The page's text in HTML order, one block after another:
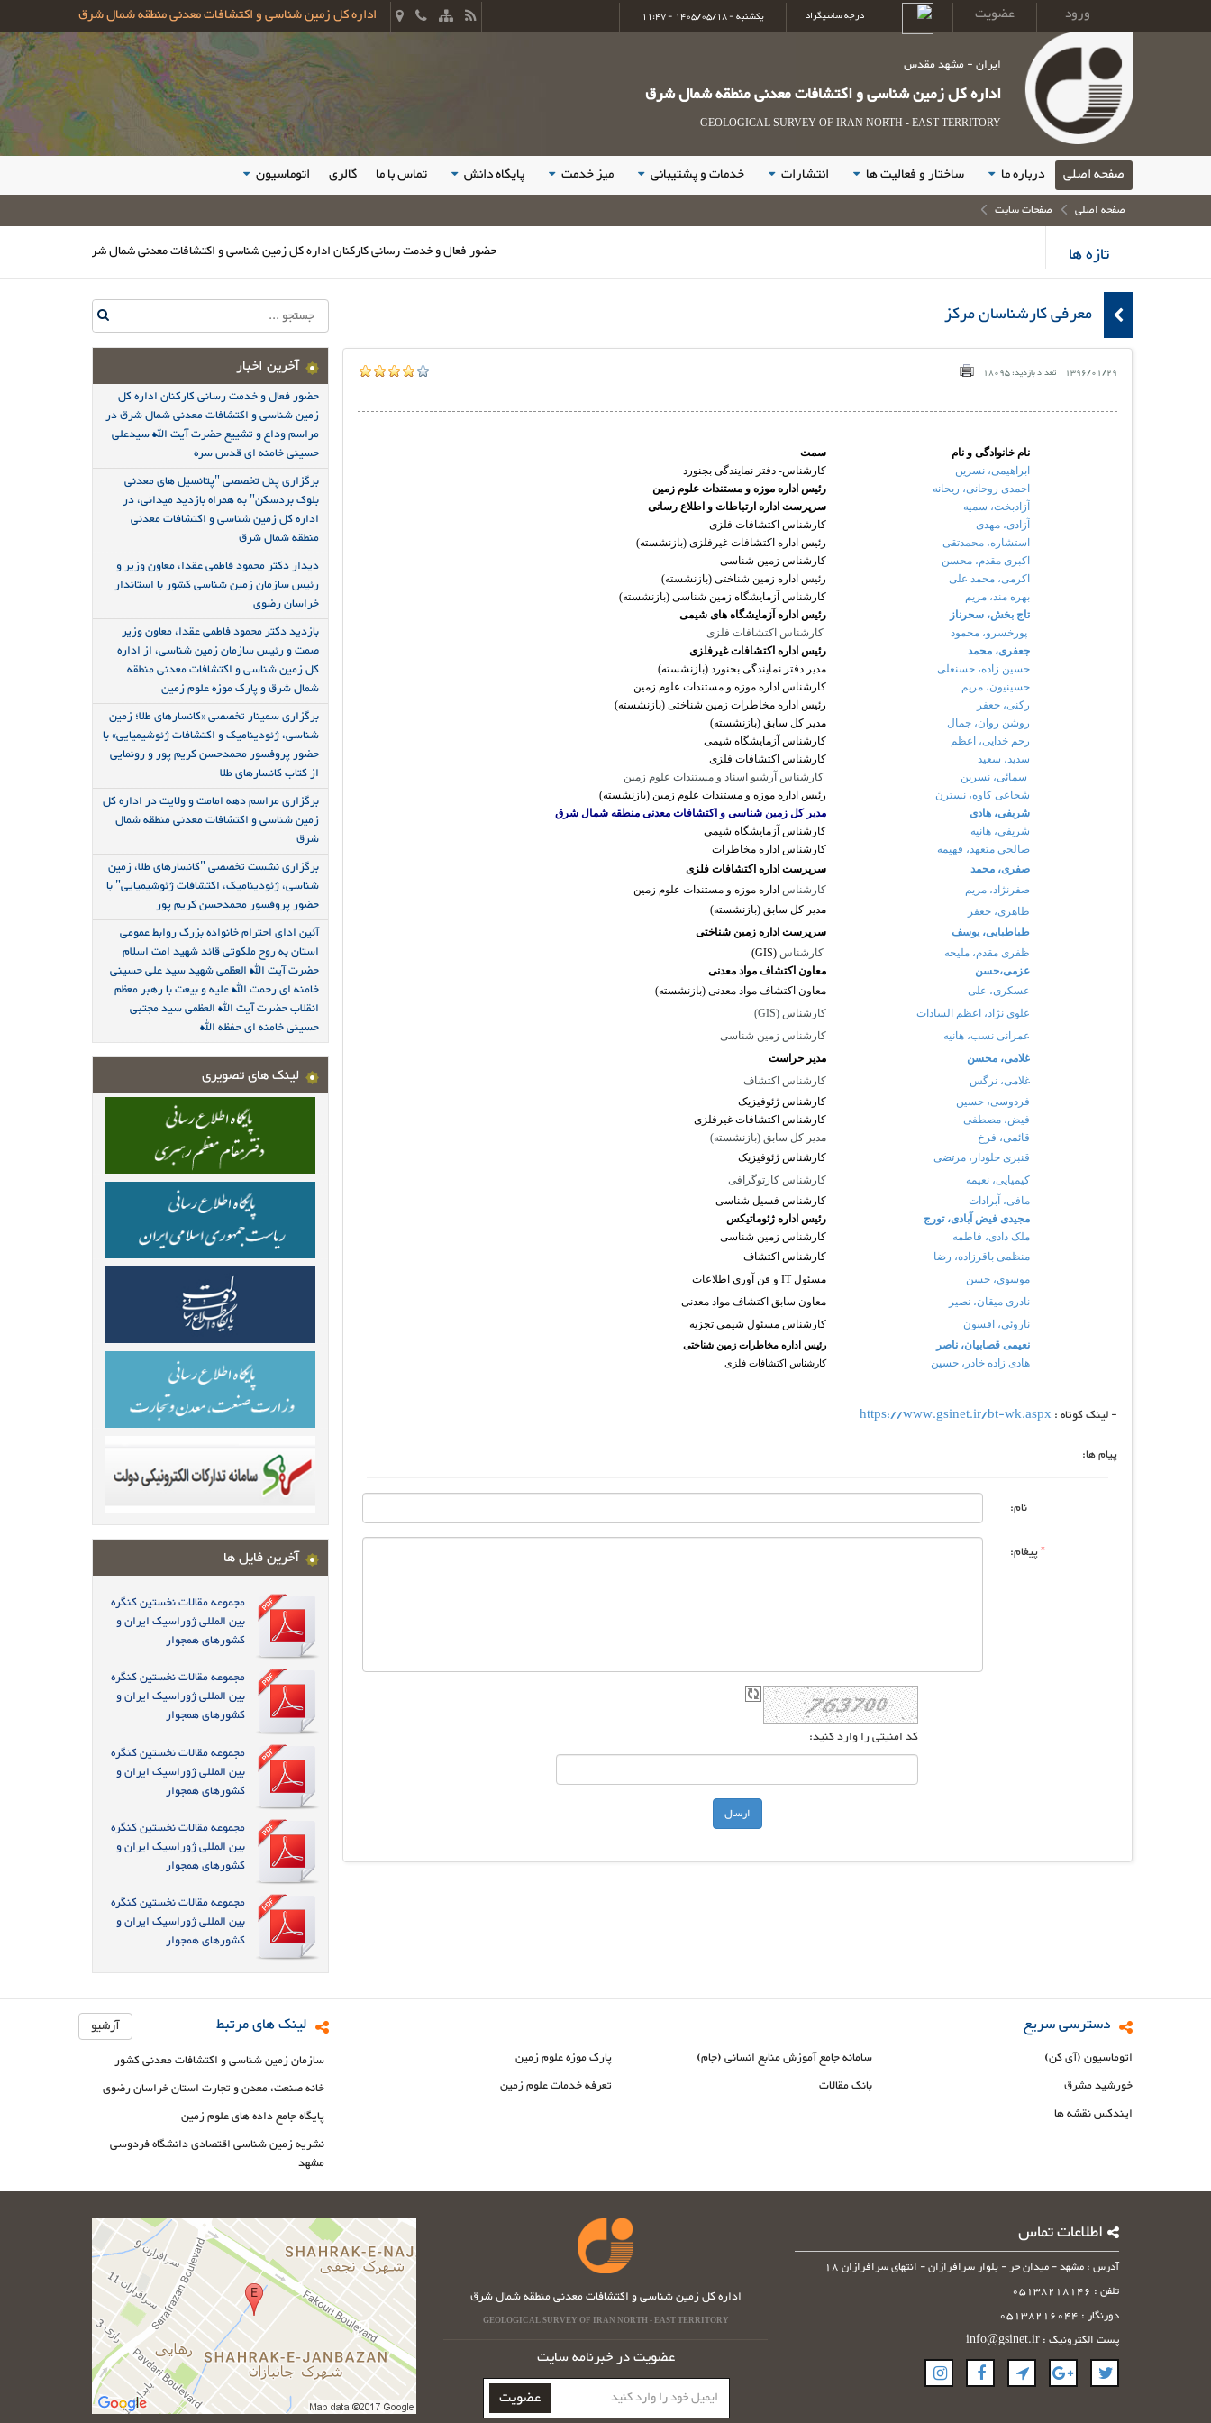
ورود عضویت درجه سانتیگراد یکشنبه - 1405/05/18 - 11:47 اداره کل زمین شناسی و اکتشافات معدنی منطقه شمال شرق
ایران - مشهد مقدس
اداره کل زمین شناسی و اکتشافات معدنی منطقه شمال شرق
GEOLOGICAL SURVEY OF IRAN NORTH - EAST TERRITORY
صفحه اصلی درباره ما ساختار و فعالیت ها انتشارات خدمات و پشتیبانی میز خدمت پایگاه دانش تماس با ما گالری اتوماسیون
صفحه اصلی صفحات سایت
تازه ها حضور فعال و خدمت رسانی کارکنان اداره کل زمین شناسی و اکتشافات معدنی شمال شرق در مراسم وداع و
معرفی کارشناسان مرکز
1396/01/29 تعداد بازدید: 18095
نام خانوادگی و نام
سمت
ابراهیمی، نسرین
کارشناس- دفتر نمایندگی بجنورد
احمدی روحانی، ریحانه
رئیس اداره موزه و مستندات علوم زمین
آزادبخت، سمیه
سرپرست اداره ارتباطات و اطلاع رسانی
آزادی، مهدی
کارشناس اکتشافات فلزی
استشاره، محمدتقی
رئیس اداره اکتشافات غیرفلزی (بازنشسته)
اکبری مقدم، محسن
کارشناس زمین شناسی
اکرمی، محمد علی
رئیس اداره زمین شناختی (بازنشسته)
بهره مند، مریم
کارشناس آزمایشگاه زمین شناسی (بازنشسته)
تاج بخش، سحرناز
رئیس اداره آزمایشگاه های شیمی
پورخسرو، محمود
کارشناس اکتشافات فلزی
جعفری، محمد
رئیس اداره اکتشافات غیرفلزی
حسین زاده، حسنعلی
مدیر دفتر نمایندگی بجنورد (بازنشسته)
حسینیون، مریم
کارشناس اداره موزه و مستندات علوم زمین
رکنی، جعفر
رئیس اداره مخاطرات زمین شناختی (بازنشسته)
روشن روان، جمال
مدیر کل سابق (بازنشسته)
رحم خدایی، اعظم
کارشناس آزمایشگاه شیمی
سدید، سعید
کارشناس اکتشافات فلزی
سمائی، نسرین
کارشناس آرشیو اسناد و مستندات علوم زمین
شجاعی کاوه، نسترن
رئیس اداره موزه و مستندات علوم زمین (بازنشسته)
شریفی، هادی
مدیر کل زمین شناسی و اکتشافات معدنی منطقه شمال شرق
شریفی، هانیه
کارشناس آزمایشگاه شیمی
صالحی متعهد، فهیمه
کارشناس اداره مخاطرات
صفری، محمد
سرپرست اداره اکتشافات فلزی
صفرنژاد، مریم
کارشناس اداره موزه و مستندات علوم زمین
طاهری، جعفر
طباطبایی، یوسف
مدیر کل سابق (بازنشسته)
سرپرست اداره زمین شناختی
ظفری مقدم، ملیحه
کارشناس (GIS)
عزمی،حسن
معاون اکتشاف مواد معدنی
عسکری، علی
علوی نژاد، اعظم السادات
عمرانی نسب، هانیه
معاون اکتشاف مواد معدنی (بازنشسته)
کارشناس (GIS)
کارشناس زمین شناسی
غلامی، محسن
غلامی، نرگس
مدیر حراست
کارشناس اکتشاف
فردوسی، حسین
کارشناس ژئوفیزیک
فیض، مصطفی
کارشناس اکتشافات غیرفلزی
قائمی، فرخ
مدیر کل سابق (بازنشسته)
قنبری جلودار، مرتضی
کیمیایی، نعیمه
کارشناس ژئوفیزیک
کارشناس کارتوگرافی
مافی، آبرادات
کارشناس فسیل شناسی
مجیدی فیض آبادی، تورج
رئیس اداره ژئوماتیکس
ملک دادی، فاطمه
کارشناس زمین شناسی
منظمی باقرزاده، رضا
موسوی، حسن
کارشناس اکتشاف
مسئول IT و فن آوری اطلاعات
نادری میقان، نصیر
ناروئی، افسون
معاون سابق اکتشاف مواد معدنی
کارشناس مسئول شیمی تجزیه
نعیمی قصابیان، ناصر
رئیس اداره مخاطرات زمین شناختی
هادی زاده خادر، حسین کارشناس اکتشافات فلزی
- لینک کوتاه : https://www.gsinet.ir/bt-wk.aspx
پیام ها:
نام:
*پیغام:
کد امنیتی را وارد کنید:
آخرین اخبار
حضور فعال و خدمت رسانی کارکنان اداره کل
زمین شناسی و اکتشافات معدنی شمال شرق در
مراسم وداع و تشییع حضرت آیت الله سیدعلی
حسینی خامنه ای قدس سره
برگزاری پنل تخصصی "پتانسیل های معدنی
بلوک بردسکن" به همراه بازدید میدانی، در
اداره کل زمین شناسی و اکتشافات معدنی
منطقه شمال شرق
دیدار دکتر محمود فاطمی عقدا، معاون وزیر و
رئیس سازمان زمین شناسی کشور با استاندار
خراسان رضوی
بازدید دکتر محمود فاطمی عقدا، معاون وزیر
صمت و رئیس سازمان زمین شناسی، از اداره
کل زمین شناسی و اکتشافات معدنی منطقه
شمال شرق و پارک موزه علوم زمین
برگزاری سمینار تخصصی «کانسارهای طلا؛ زمین
شناسی، ژئودینامیک و اکتشافات ژئوشیمیایی» با
حضور پروفسور محمدحسن کریم پور و رونمایی
از کتاب کانسارهای طلا
برگزاری مراسم دهه امامت و ولایت در اداره کل
زمین شناسی و اکتشافات معدنی منطقه شمال
شرق
برگزاری نشست تخصصی "کانسارهای طلا، زمین
شناسی، ژئودینامیک، اکتشافات ژئوشیمیایی" با
حضور پروفسور محمدحسن کریم پور
آئین ادای احترام خانواده بزرگ روابط عمومی
استان به روح ملکوتی قائد شهید امت اسلام
حضرت آیت الله العظمی شهید سید علی حسینی
خامنه ای رحمت الله علیه و بیعت با رهبر معظم
انقلاب حضرت آیت الله العظمی سید مجتبی
حسینی خامنه ای حفظه الله
لینک های تصویری
آخرین فایل ها
مجموعه مقالات نخستین کنگره
بین المللی ژوراسیک ایران و
کشورهای همجوار
مجموعه مقالات نخستین کنگره
بین المللی ژوراسیک ایران و
کشورهای همجوار
مجموعه مقالات نخستین کنگره
بین المللی ژوراسیک ایران و
کشورهای همجوار
مجموعه مقالات نخستین کنگره
بین المللی ژوراسیک ایران و
کشورهای همجوار
مجموعه مقالات نخستین کنگره
بین المللی ژوراسیک ایران و
کشورهای همجوار
دسترسی سریع
اتوماسیون (آی کن) سامانه جامع آموزش منابع انسانی (جام)
پارک موزه علوم زمین
خورشید مشرق
بانک مقالات
تعرفه خدمات علوم زمین
ایندکس نقشه ها
لینک های مرتبط آرشیو
سازمان زمین شناسی و اکتشافات معدنی کشور
خانه صنعت، معدن و تجارت استان خراسان رضوی
پایگاه جامع داده های علوم زمین
نشریه زمین شناسی اقتصادی دانشگاه فردوسی
مشهد
اطلاعات تماس
آدرس : مشهد - میدان حر - بلوار سرافرازان - انتهای سرافرازان 18
تلفن : 05138218146
دورنگار : 05138216044
پست الکترونیک : info@gsinet.ir
اداره کل زمین شناسی و اکتشافات معدنی منطقه شمال شرق
GEOLOGICAL SURVEY OF IRAN NORTH - EAST TERRITORY
عضویت در خبرنامه سایت
ایمیل
خود
عضویت